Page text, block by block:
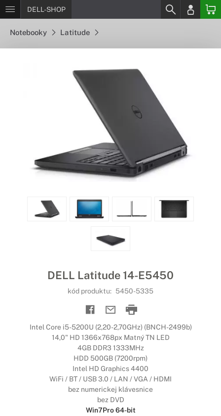
DELL-SHOP
Notebooky Latitude
DELL Latitude 14-E5450
kód produktu: 5450-5335
Intel Core i5-5200U (2,20-2,70GHz) (BNCH-2499b)
14,0" HD 1366x768px Matný TN LED
4GB DDR3 1333MHz
HDD 500GB (7200rpm)
Intel HD Graphics 4400
WiFi / BT / USB 3.0 / LAN / VGA / HDMI
bez numerickej klávesnice
bez DVD
Win7Pro 64-bit